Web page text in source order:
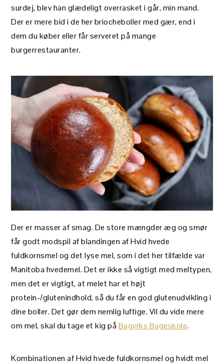
surdej, blev han glædeligt overrasket i går, min mand.
Der er mere bid i de her briocheboller med gær, end i
dem du køber eller får serveret på mange
burgerrestauranter.
Der er masser af smag. De store mængder æg og smør
får godt modspil af blandingen af Hvid hvede
fuldkornsmel og det lyse mel, som i det her tilfælde var
Manitoba hvedemel. Det er ikke så vigtigt med meltypen,
men det er vigtigt, at melet har et højt
protein-/glutenindhold, så du får en god glutenudvikling i
dine boller. Det gør dem nemlig luftige. Vil du vide mere
om mel, skal du tage et kig på Bagvrks Bageskole.
Kombinationen af Hvid hvede fuldkornsmel og hvidt mel